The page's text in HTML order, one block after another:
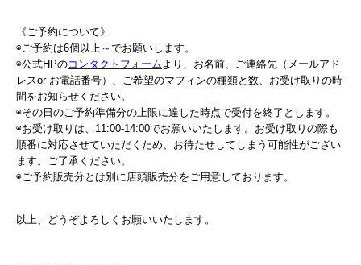
《ご予約について》
◉ご予約は6個以上～でお願いします。
◉公式HPのコンタクトフォームより、お名前、ご連絡先（メールアド
レスor お電話番号）、ご希望のマフィンの種類と数、お受け取りの時
間をお知らせください。
◉その日のご予約準備分の上限に達した時点で受付を終了とします。
◉お受け取りは、11:00-14:00でお願いいたします。お受け取りの際も
順番に対応させていただくため、お待たせしてしまう可能性がござい
ます。ご了承ください。
◉ご予約販売分とは別に店頭販売分をご用意しております。
以上、どうぞよろしくお願いいたします。